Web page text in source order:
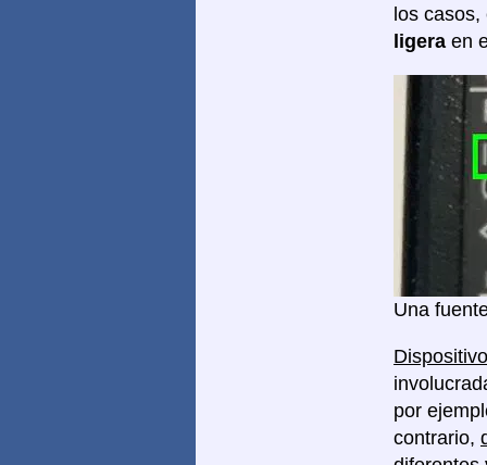
los
ligera en
Una
por
contrario,